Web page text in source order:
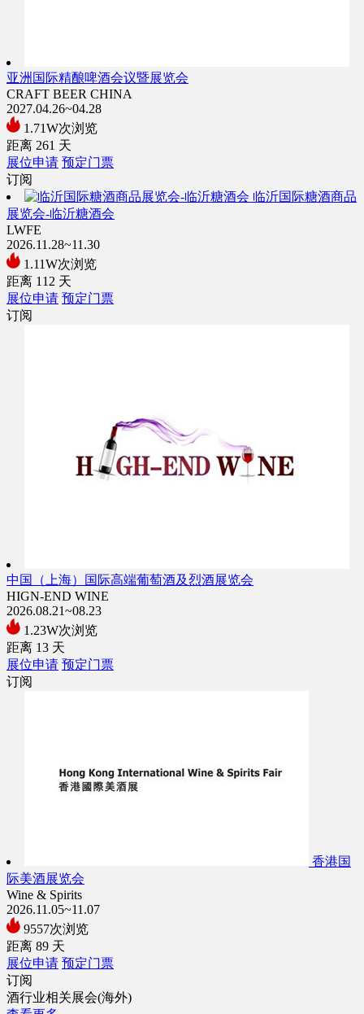
亚洲国际精酿啤酒会议暨展览会
CRAFT BEER CHINA
2027.04.26~04.28
1.71W次浏览
距离 261 天
展位申请 预定门票
订阅
临沂国际糖酒商品
展览会-临沂糖酒会
LWFE
2026.11.28~11.30
1.11W次浏览
距离 112 天
展位申请 预定门票
订阅
中国（上海）国际高端葡萄酒及烈酒展览会
HIGN-END WINE
2026.08.21~08.23
1.23W次浏览
距离 13 天
展位申请 预定门票
订阅
香港国
际美酒展览会
Wine & Spirits
2026.11.05~11.07
9557次浏览
距离 89 天
展位申请 预定门票
订阅
酒行业相关展会(海外)